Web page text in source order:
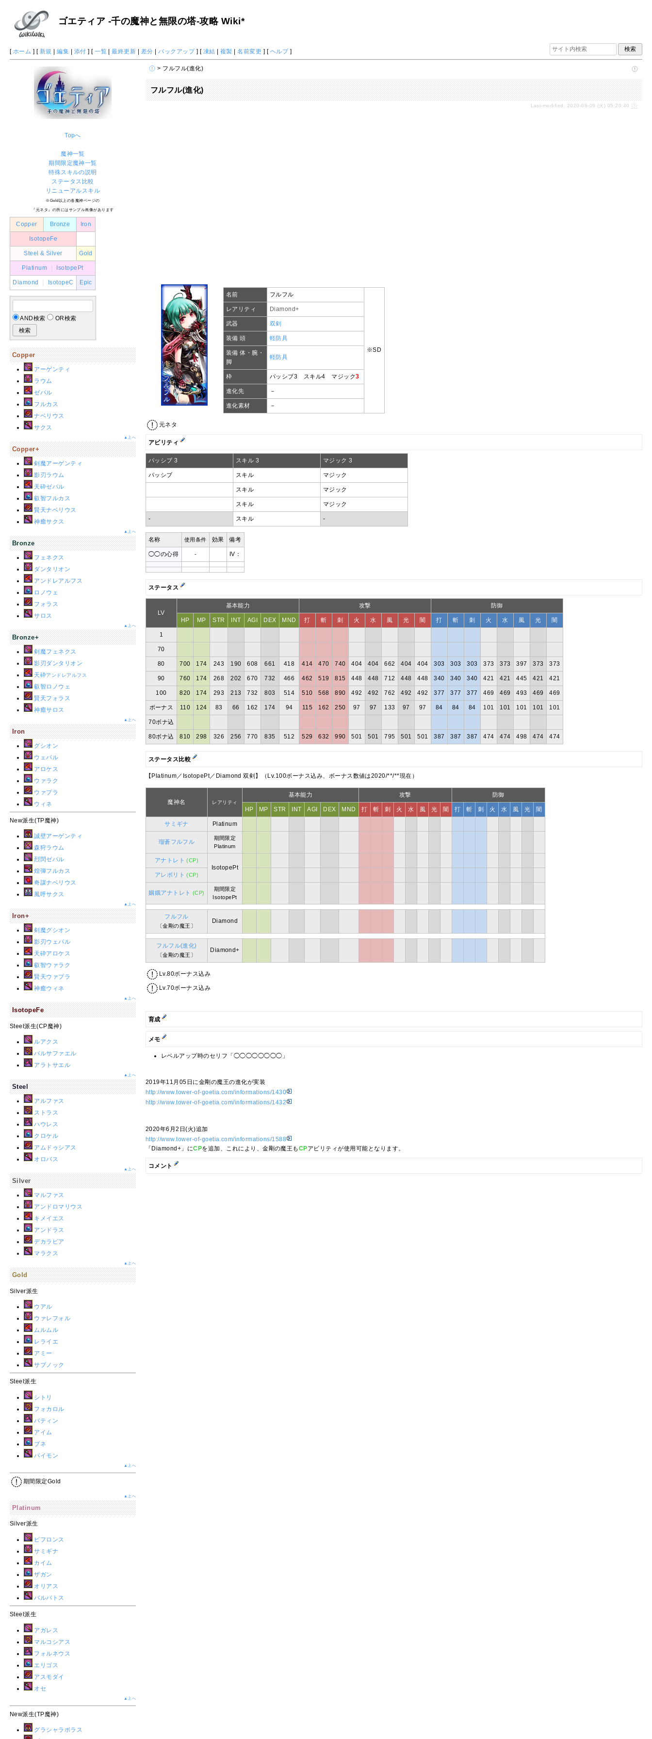
ゴエティア -千の魔神と無限の塔-攻略 Wiki*
[ ホーム ] [ 新規 |編集 | 添付 ] [一覧 |最終更新 | 差分 |バックアップ] [ 凍結 | 複製 |名前変更 ] [ ヘルプ]
> フルフル(進化)
フルフル(進化)
Last-modified: 2020-06-09 (火) 05:20:40
名前 フルフル
※SD
レアリティ Diamond+
武器 双剣
装備 頭 軽防具
装備 体・腕・
脚
軽防具
枠 パッシブ3 スキル4 マジック3
進化先 －
進化素材 －
元ネタ
アビリティ
パッシブ 3 スキル 3 マジック 3
パッシブ スキル マジック
スキル マジック
スキル マジック
- スキル -
名称 使用条件 効果 備考
◯◯の心得 - IV：
ステータス
LV
基本能力 攻撃 防御
HP MP STR INT AGI DEX MND 打 斬 刺 火 水 風 光 闇 打 斬 刺 火 水 風 光 闇
1
70
80 700 174 243 190 608 661 418 414 470 740 404 404 662 404 404 303 303 303 373 373 397 373 373
90 760 174 268 202 670 732 466 462 519 815 448 448 712 448 448 340 340 340 421 421 445 421 421
100 820 174 293 213 732 803 514 510 568 890 492 492 762 492 492 377 377 377 469 469 493 469 469
ボーナス 110 124 83 66 162 174 94 115 162 250 97 97 133 97 97 84 84 84 101 101 101 101 101
70ボナ込
80ボナ込 810 298 326 256 770 835 512 529 632 990 501 501 795 501 501 387 387 387 474 474 498 474 474
ステータス比較
【Platinum／IsotopePt／Diamond 双剣】 （Lv.100ボーナス込み、ボーナス数値は2020/**/**現在）
魔神名 レアリティ
基本能力 攻撃 防御
HP MP STR INT AGI DEX MND 打 斬 刺 火 水 風 光 闇 打 斬 刺 火 水 風 光 闇
サミギナ Platinum
瑠蒼フルフル
期間限定
Platinum
アナトレト (CP)
IsotopePt
アレボリト (CP)
姻娥アナトレト (CP)
期間限定
IsotopePt
フルフル
〔金剛の魔王〕
Diamond
フルフル(進化)
〔金剛の魔王〕
Diamond+
Lv.80ボーナス込み
Lv.70ボーナス込み
育成
メモ
レベルアップ時のセリフ「◯◯◯◯◯◯◯◯」
2019年11月05日に金剛の魔王の進化が実装
http://www.tower-of-goetia.com/informations/1430
http://www.tower-of-goetia.com/informations/1432
2020年6月2日(火)追加
http://www.tower-of-goetia.com/informations/1588
「Diamond+」にCPを追加、これにより、金剛の魔王も CPアビリティが使用可能となります。
コメント
Topへ
魔神一覧
期間限定魔神一覧
特殊スキルの説明
ステータス比較
リニューアルスキル
※Gold以上の各魔神ページの
『元ネタ』の所にはサンプル画像があります
Copper Bronze Iron
IsotopeFe
Steel & Silver Gold
Platinum IsotopePt
Diamond IsotopeC Epic
AND検索 OR検索
Copper
アーゲンティ
ラウム
ゼパル
フルカス
ナベリウス
サクス
▲上へ
Copper+
剣魔アーゲンティ
影刃ラウム
天砕ゼパル
叡智フルカス
賢天ナベリウス
神癒サクス
▲上へ
Bronze
フェネクス
ダンタリオン
アンドレアルフス
ロノウェ
フォラス
サロス
▲上へ
Bronze+
剣魔フェネクス
影刃ダンタリオン
天砕アンドレアルフス
叡智ロノウェ
賢天フォラス
神癒サロス
▲上へ
Iron
グシオン
ウェパル
アロケス
ウァラク
ウァプラ
ウィネ
New派生(TP魔神)
誠壁アーゲンティ
森狩ラウム
烈閃ゼパル
煌弾フルカス
奇謀ナベリウス
風呼サクス
▲上へ
Iron+
剣魔グシオン
影刃ウェパル
天砕アロケス
叡智ウァラク
賢天ウァプラ
神癒ウィネ
▲上へ
IsotopeFe
Steel派生(CP魔神)
ルアクス
バルサファエル
アラトサエル
▲上へ
Steel
アルファス
ストラス
ハウレス
クロケル
アムドゥシアス
オロバス
▲上へ
Silver
マルファス
アンドロマリウス
キメイエス
アンドラス
デカラビア
マラクス
▲上へ
Gold
Silver派生
ウアル
ウァレフォル
ムルムル
レライエ
アミー
サブノック
Steel派生
シトリ
フォカロル
バティン
アイム
ブネ
パイモン
▲上へ
期間限定Gold
▲上へ
Platinum
Silver派生
ビフロンス
サミギナ
カイム
ザガン
オリアス
バルバトス
Steel派生
アガレス
マルコシアス
フォルネウス
エリゴス
アスモダイ
オセ
▲上へ
New派生(TP魔神)
グラシャラボラス